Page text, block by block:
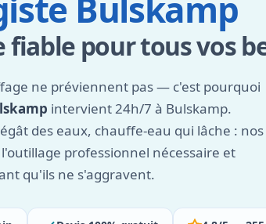
Bulskamp
fiable pour tous vos
ne préviennent pas — c'est pourquoi
intervient 24h/7 à Bulskamp.
des eaux, chauffe-eau qui lâche : nos
professionnel nécessaire et
qu'ils ne s'aggravent.